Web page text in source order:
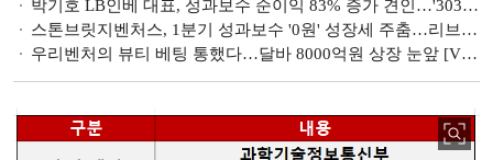
박기호 LB인베 대표, 성과보수 순이익 83% 증가 견인…'3030억원 대형 펀드 출범' 투자 명가 입증 [VC 2025 1분기 실적]
스톤브릿지벤처스, 1분기 성과보수 '0원' 성장세 주춤…리브스메드 IPO로 반등 기대 [VC 2025 1분기 실적]
우리벤처의 뷰티 베팅 통했다…달바 8000억원 상장 눈앞 [VC X 뷰티]